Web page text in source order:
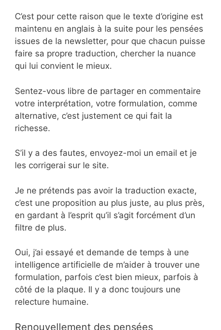
C’est pour cette raison que le texte d’origine est
maintenu en anglais à la suite pour les pensées
issues de la newsletter, pour que chacun puisse
faire sa propre traduction, chercher la nuance
qui lui convient le mieux.
Sentez-vous libre de partager en commentaire
votre interprétation, votre formulation, comme
alternative, c’est justement ce qui fait la
richesse.
S’il y a des fautes, envoyez-moi un email et je
les corrigerai sur le site.
Je ne prétends pas avoir la traduction exacte,
c’est une proposition au plus juste, au plus près,
en gardant à l’esprit qu’il s’agit forcément d’un
filtre de plus.
Oui, j’ai essayé et demande de temps à une
intelligence artificielle de m’aider à trouver une
formulation, parfois c’est bien mieux, parfois à
côté de la plaque. Il y a donc toujours une
relecture humaine.
Renouvellement des pensées